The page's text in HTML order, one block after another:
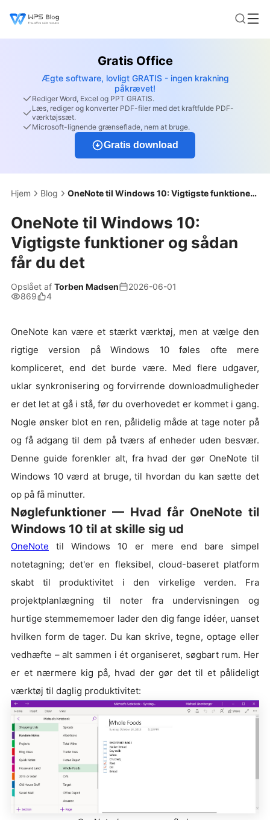
Gratis Office
Ægte software, lovligt GRATIS - ingen krakning
påkrævet!
Rediger Word, Excel og PPT GRATIS.
Læs, rediger og konverter PDF-filer med det kraftfulde PDF-
værktøjssæt.
Microsoft-lignende grænseflade, nem at bruge.
Gratis download
Hjem Blog OneNote til Windows 10: Vigtigste funktioner og sådan får du det
OneNote til Windows 10:
Vigtigste funktioner og sådan
får du det
Opslået af Torben Madsen
2026-06-01
869
4
OneNote kan være et stærkt værktøj, men at vælge den
rigtige version på Windows 10 føles ofte mere
kompliceret, end det burde være. Med flere udgaver,
uklar synkronisering og forvirrende downloadmuligheder
er det let at gå i stå, før du overhovedet er kommet i gang.
Nogle ønsker blot en ren, pålidelig måde at tage noter på
og få adgang til dem på tværs af enheder uden besvær.
Denne guide forenkler alt, fra hvad der gør OneNote til
Windows 10 værd at bruge, til hvordan du kan sætte det
op på få minutter.
Nøglefunktioner — Hvad får OneNote til
Windows 10 til at skille sig ud
OneNote til Windows 10 er mere end bare simpel
notetagning; det'er en fleksibel, cloud-baseret platform
skabt til produktivitet i den virkelige verden. Fra
projektplanlægning til noter fra undervisningen og
hurtige stemmememoer lader den dig fange idéer, uanset
hvilken form de tager. Du kan skrive, tegne, optage eller
vedhæfte – alt sammen i ét organiseret, søgbart rum. Her
er et nærmere kig på, hvad der gør det til et pålideligt
værktøj til daglig produktivitet: